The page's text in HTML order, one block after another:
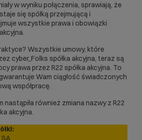
w wyniku połączenia, sprawiają, że
się spółką przejmującą i
wszystkie prawa i obowiązki
Wszystkie umowy, które
cyber_Folks spółka akcyjna, teraz są
prawa przez R22 spółka akcyjna. To
Wam ciągłość świadczonych
współpracę.
nastąpiła również zmiana nazwy z R22
akcyjna.